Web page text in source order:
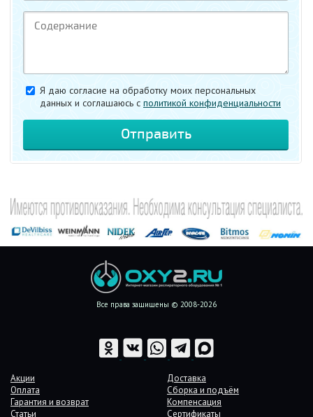
Я даю согласие на обработку моих персональных
данных и соглашаюсь c политикой конфиденциальности
Все права защищены © 2008-2026
Акции
Доставка
Оплата
Сборка и подъём
Гарантия и возврат
Компенсация
Статьи
Сертификаты